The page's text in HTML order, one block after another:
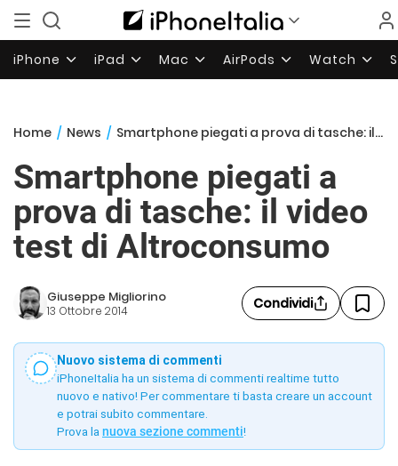
iPhone iPad Mac AirPods Watch
Home / News / Smartphone piegati a prova di tasche: il video test di Altroconsumo
Smartphone piegati a
prova di tasche: il video
test di Altroconsumo
Giuseppe Migliorino
13 Ottobre 2014 Condividi
Nuovo sistema di commenti
iPhoneItalia ha un sistema di commenti realtime tutto
nuovo e nativo! Per commentare ti basta creare un account
e potrai subito commentare.
Prova la nuova sezione commenti!